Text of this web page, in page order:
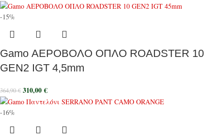
-15%
Gamo ΑΕΡΟΒΟΛΟ ΟΠΛΟ ROADSTER 10
GEN2 IGT 4,5mm
364,90€ 310,00€
-16%